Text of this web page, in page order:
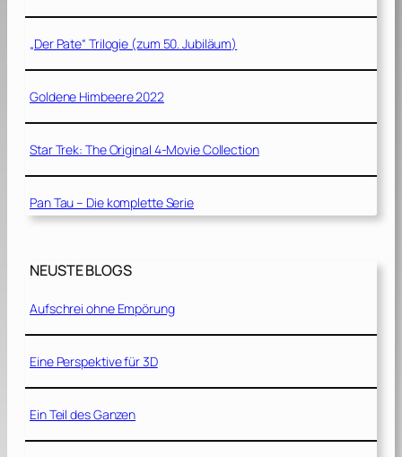
„Der Pate“ Trilogie (zum 50. Jubiläum)
Goldene Himbeere 2022
Star Trek: The Original 4-Movie Collection
Pan Tau – Die komplette Serie
NEUSTE BLOGS
Aufschrei ohne Empörung
Eine Perspektive für 3D
Ein Teil des Ganzen